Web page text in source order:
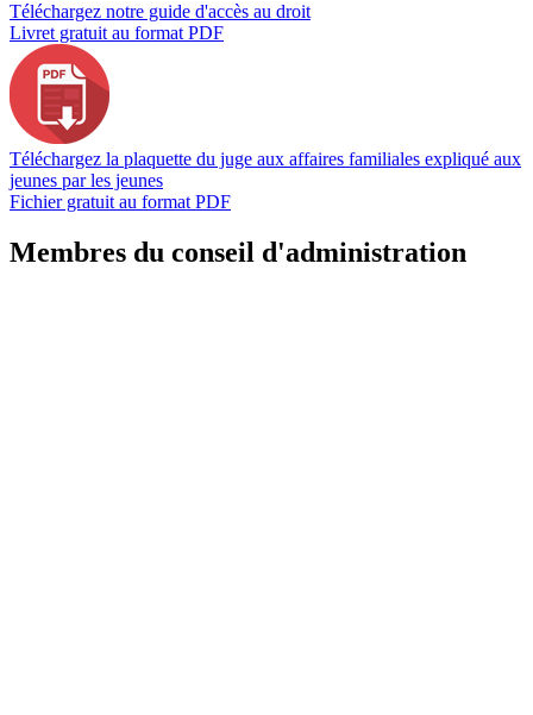
Téléchargez notre guide d'accès au droit
Livret gratuit au format PDF
Téléchargez la plaquette du juge aux affaires familiales expliqué aux
jeunes par les jeunes
Fichier gratuit au format PDF
Membres du conseil d'administration